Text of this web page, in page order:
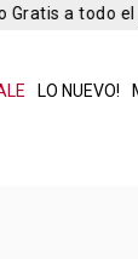
LO NUEVO!
a todo el